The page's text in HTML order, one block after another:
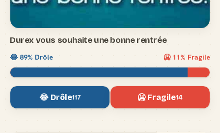
Durex vous souhaite une bonne rentrée
😂 89% Drôle 🥶 11% Fragile
😂 Drôle117 🥶 Fragile14